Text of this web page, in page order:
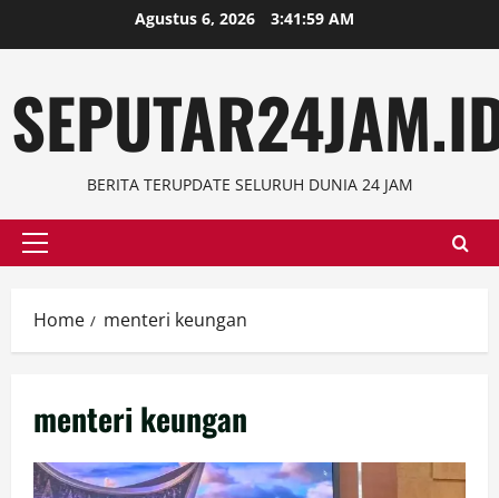
to
Agustus 6, 2026 3:42:00 AM
BERITA TERUPDATE SELURUH DUNIA 24 JAM
Primary
Home menteri keungan
menteri keungan